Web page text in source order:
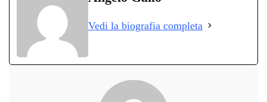
ok r
pp m
di
Vedi la biografia completa